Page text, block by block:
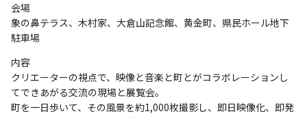
会場
象の鼻テラス、木村家、大倉山記念館、黄金町、県民ホール地下
駐車場
内容
クリエーターの視点で、映像と音楽と町とがコラボレーションし
てできあがる交流の現場と展覧会。
町を一日歩いて、その風景を約1,000枚撮影し、即日映像化、即発